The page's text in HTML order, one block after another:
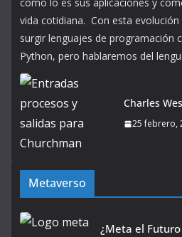
vida cotidiana. Con esta
surgir lenguajes de programación
Python, pero hablaremos del
Charles
25 febrero,
Metaverso
¿Meta el